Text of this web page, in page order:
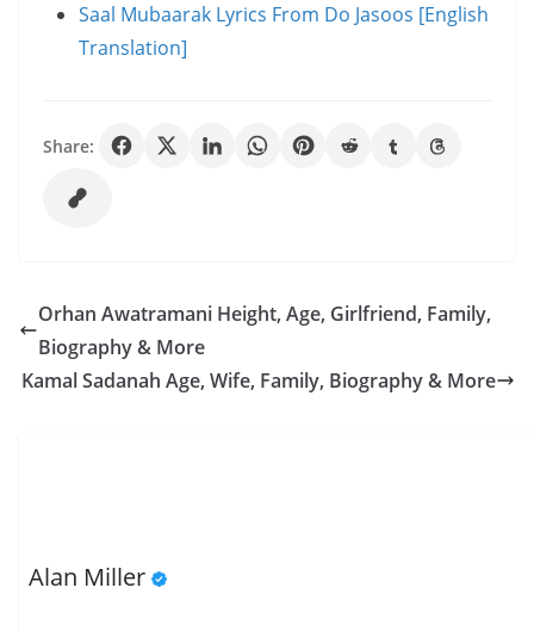
Saal Mubaarak Lyrics From Do Jasoos [English
Translation]
Share:
Orhan Awatramani Height, Age, Girlfriend, Family,
Biography & More
Kamal Sadanah Age, Wife, Family, Biography & More
Alan Miller